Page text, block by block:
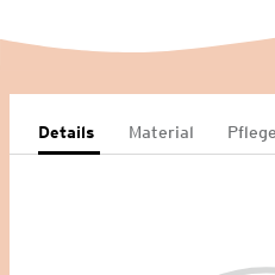
Details Material Pflege